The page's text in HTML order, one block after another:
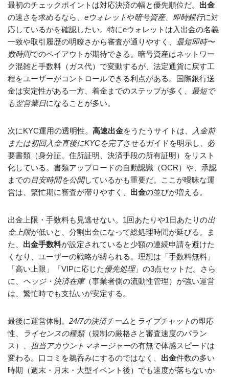
最初のチェックポイントは対応決済の幅と優先順位だ。 出金
の速さを求めるなら、 eウォレットや暗号資産、 即時銀行に対
応しているかを確認したい。特にeウォレットは入出金の名義
一致や取引履歴の明瞭さから審査が通りやすく、
最短即時〜
数時間でのペイアウトが期待できる。暗号資産はネットワー
ク混雑と手数料（ガス代）で変動するが、法定通貨に戻す工
程をユーザーがコントロールできる利点がある。国際銀行送
金は安定性がある一方、着金までのステップが多く、
最短で
も翌営業日になることが多い。
次にKYC運用の透明性。 高速出金をうたうサイトは、
入金前
または初回入金直後にKYCを完了させるガイドを明示し、必
要書類（身分証、住所証明、決済手段の所有証明）をリスト
化している。書類アップロードの自動認識（OCR）や、承認
までの目安時間を公開しているかも重要だ。ここが曖昧な運
営は、繁忙期に審査が滞りやすく、 出金の並びが増える。
出金上限・手数料も見逃せない。1回あたりや1日あたりの出
金上限が低いと、分割出金になって総処理時間が延びる。ま
た、 出金手数料が設定されていると少額の連続申請を避けた
くなり、ユーザーの戦略が縛られる。理想は「手数料無料」
「高い上限」「VIPに応じた優先処理」の3点セットだ。さら
に、 ヘッジ・決済在庫（事業者側の流動性管理）が強い運営
は、繁忙時でも支払いが安定する。
最後に運営体制。 24/7の決済チームと ライブチャットの即応
性、
ライセンスの種類（規制の厳格さと審査速度のバラン
ス）、 担当アカウントマネージャーの有無で体感スピードは
変わる。口コミを鵜呑みにするのではなく、 出金件数の多い
時期（週末・月末・大型イベント後）でも速度が落ちないか